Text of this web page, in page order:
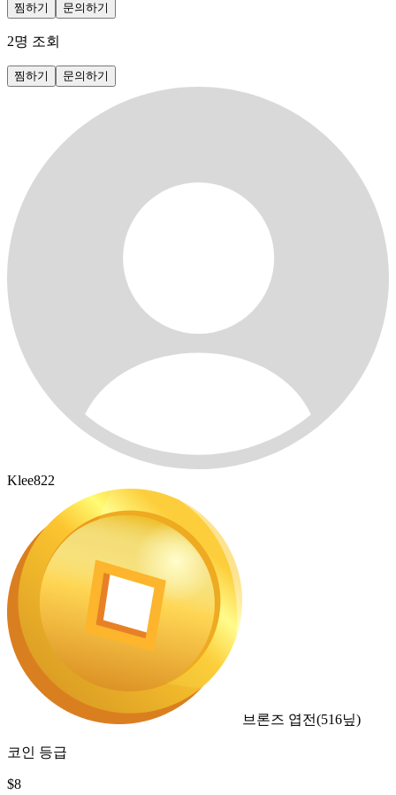
찜하기 문의하기
2명 조회
찜하기 문의하기
Klee822
브론즈 엽전(516닢)
코인 등급
$8